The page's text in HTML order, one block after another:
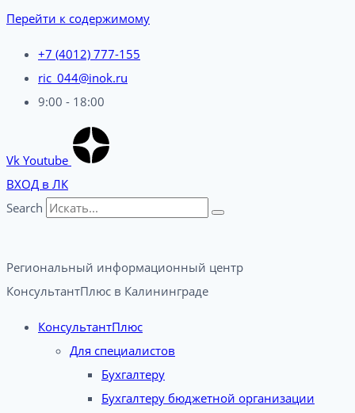
Перейти к содержимому
+7 (4012) 777-155
ric_044@inok.ru
9:00 - 18:00
Vk Youtube
ВХОД в ЛК
Search
Региональный информационный центр
КонсультантПлюс в Калининграде​
КонсультантПлюс
Для специалистов
Бухгалтеру
Бухгалтеру бюджетной организации